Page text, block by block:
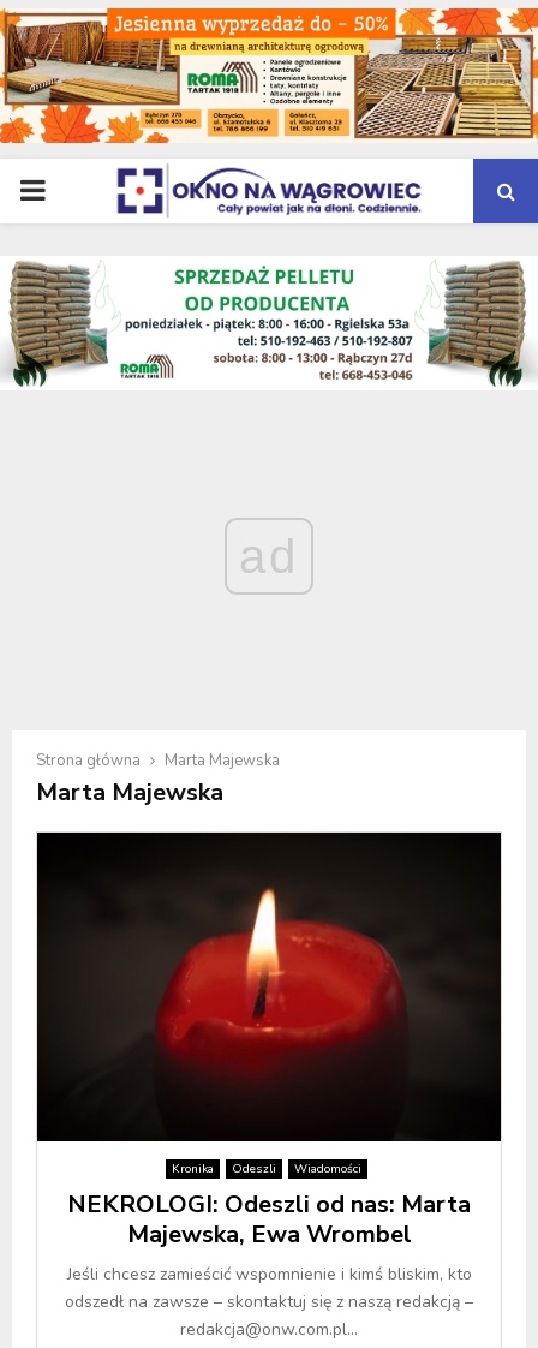
PRIMARY
MENU
ad
Strona główna Marta Majewska
Marta Majewska
Kronika Odeszli Wiadomości
NEKROLOGI: Odeszli od nas: Marta
Majewska, Ewa Wrombel
Jeśli chcesz zamieścić wspomnienie i kimś bliskim, kto
odszedł na zawsze – skontaktuj się z naszą redakcją –
redakcja@onw.com.pl...